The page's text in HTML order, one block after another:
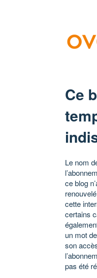
Ce
Le nom
ce blog
cette
certains
un mot
son
pas été